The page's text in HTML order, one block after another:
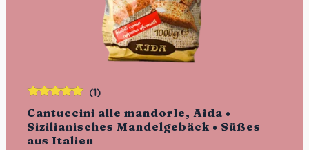
Cantuccini alle mandorle, Aida •
Sizilianisches Mandelgebäck • Süßes
aus Italien
(1)
mit5.00von
5